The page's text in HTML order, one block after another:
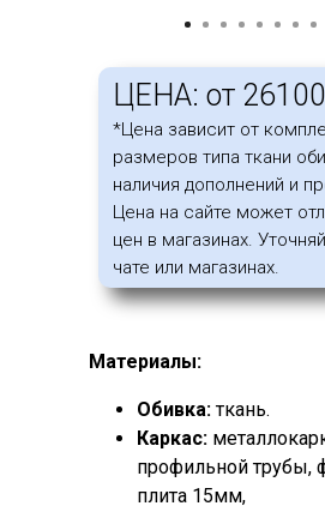
ЦЕНА: от
*Цена зависит от
размеров типа ткани
наличия дополнений и
Цена на сайте может
цен в магазинах.
чате или магазинах.
Материалы:
Обивка:ткань.
Каркас:
профильной трубы,
плита 15мм,